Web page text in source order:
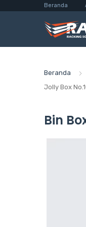
Beranda
Beranda
Jolly Box
Bin